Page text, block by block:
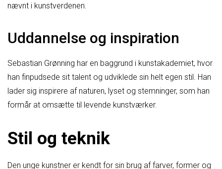
nævnt i kunstverdenen.
Uddannelse og inspiration
Sebastian Grønning har en baggrund i kunstakademiet, hvor
han finpudsede sit talent og udviklede sin helt egen stil. Han
lader sig inspirere af naturen, lyset og stemninger, som han
formår at omsætte til levende kunstværker.
Stil og teknik
Den unge kunstner er kendt for sin brug af farver, former og